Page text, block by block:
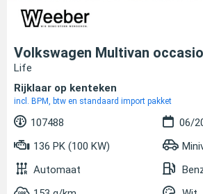
Volkswagen Multivan
Life
Rijklaar op kenteken
incl. BPM, btw en standaard import pakket
107488
06/
136 PK (100 KW)
Automaat